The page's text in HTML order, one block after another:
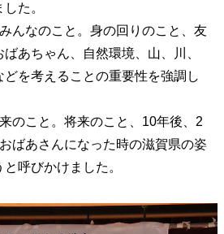
た。
んなのこと。身の回りのこと、友
あちゃん、自然環境、山、川、
を考えることの重要性を強調し
のこと。将来のこと、10年後、2
ばあさんになった時の滋賀県の姿
呼びかけました。